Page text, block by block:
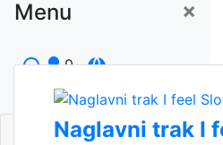
Menu ×
0
Novosti
Naglavni trak I